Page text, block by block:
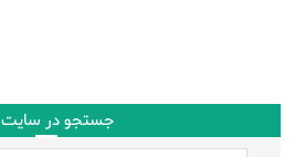
جستجو در سایت